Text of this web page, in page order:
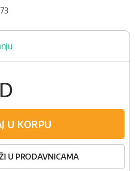
U KORPU
U PRODAVNICAMA